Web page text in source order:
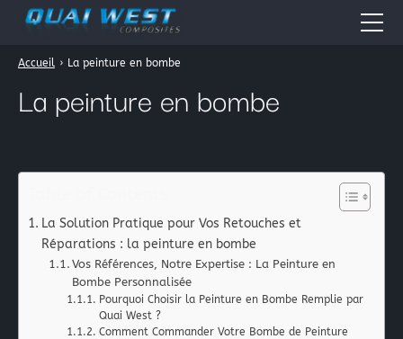
La peinture en bombe
Accueil › La peinture en bombe
La Solution Pratique pour Vos Retouches et
Réparations : la peinture en bombe
Vos Références, Notre Expertise : La Peinture en
Bombe Personnalisée
Pourquoi Choisir la Peinture en Bombe Remplie par
Quai West ?
Comment Commander Votre Bombe de Peinture
Accueil
Quai West
Résines polyester
Résines acryliques
Tissus pour la stratification: les fibres composites
Périphérique de vide
Actualités
Fiches Pratiques